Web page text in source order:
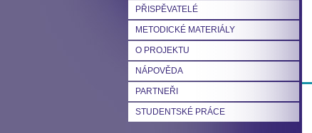
PŘISPĚVATELÉ
METODICKÉ MATERIÁLY
O PROJEKTU
NÁPOVĚDA
PARTNEŘI
STUDENTSKÉ PRÁCE